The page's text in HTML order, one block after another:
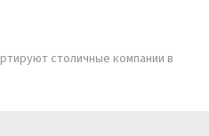
столичные компании в